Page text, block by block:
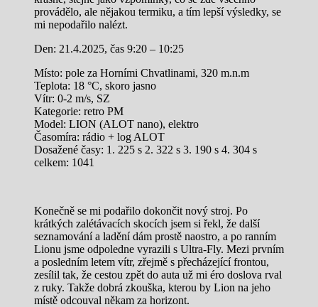
provádělo, ale nějakou termiku, a tím lepší výsledky, se
mi nepodařilo nalézt.
Den: 21.4.2025, čas 9:20 – 10:25
Místo: pole za Horními Chvatlinami, 320 m.n.m
Teplota: 18 °C, skoro jasno
Vítr: 0-2 m/s, SZ
Kategorie: retro PM
Model: LION (ALOT nano), elektro
Časomíra: rádio + log ALOT
Dosažené časy: 1. 225 s 2. 322 s 3. 190 s 4. 304 s
celkem: 1041
Konečně se mi podařilo dokončit nový stroj. Po
krátkých zalétávacích skocích jsem si řekl, že další
seznamování a ladění dám prostě naostro, a po ranním
Lionu jsme odpoledne vyrazili s Ultra-Fly. Mezi prvním
a posledním letem vítr, zřejmě s přecházející frontou,
zesílil tak, že cestou zpět do auta už mi éro doslova rval
z ruky. Takže dobrá zkouška, kterou by Lion na jeho
místě odcouval někam za horizont.